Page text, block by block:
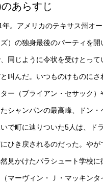
あらすじ
。アメリカのテキサス州オ
）の独身最後のパーティを
同じように令状を受けとっ
叫んだ。いつものけものに
ー（ブライアン・セサック
シャンパンの最高峰、ドン
で町に辿りついた5人は、
ひき戻されるのだった。や
見かけたパラシュート学校
マーヴィン・Ｊ・マッキン